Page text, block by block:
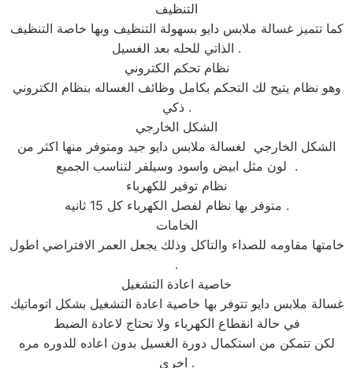
التنظيف
كما تتميز غسالة ملابس دايو بسهولة التنظيف وبها خاصة التنظيف
الذاتي للحله بعد الغسيل .
نظام تحكم الكتروني
وهو نظام يتيح لك التحكم بكامل وظائف الغساله بنظام الكتروني
ذكي .
الشكل الخارجي
الشكل الخارجي لغسالة ملابس دايو جيد ومتوفر منها اكثر من
لون مثل ابيض واسود وسيلفر لتناسب الجميع .
نظام توفير للكهرباء
متوفر بها نظام لفصل الكهرباء كل 15 ثانيه .
الخامات
خامتها مقاومه للصداء والتاكل وذلك يجعل العمر الافتراضي اطول
.
خاصية اعادة التشغيل
غسالة ملابس دايو تتوفر بها خاصية اعادة التشغيل بشكل اتوماتيك
في حالة انقطاع الكهرباء ولا تحتاج لاعادة الضبط
لكن تتمكن من استكمال دورة الغسيل بدون اعاده للدوره مره
اخرى .